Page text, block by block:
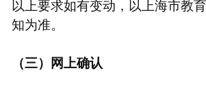
以上要求如有变动，以上海市教
知为准。
（三）网上确认